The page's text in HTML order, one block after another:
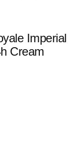
Imperial
Cream